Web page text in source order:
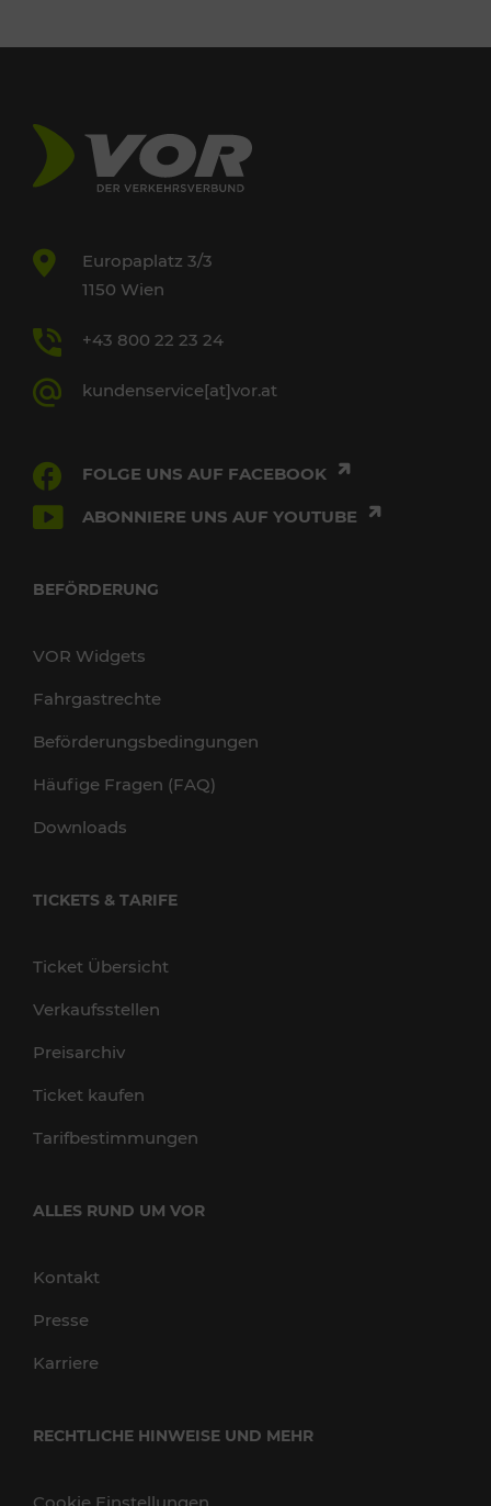
Europaplatz 3/3
1150 Wien
+43 800 22 23 24
kundenservice[at]vor.at
FOLGE UNS AUF FACEBOOK
ABONNIERE UNS AUF YOUTUBE
BEFÖRDERUNG
VOR Widgets
Fahrgastrechte
Beförderungsbedingungen
Häufige Fragen (FAQ)
Downloads
TICKETS & TARIFE
Ticket Übersicht
Verkaufsstellen
Preisarchiv
Ticket kaufen
Tarifbestimmungen
ALLES RUND UM VOR
Kontakt
Presse
Karriere
RECHTLICHE HINWEISE UND MEHR